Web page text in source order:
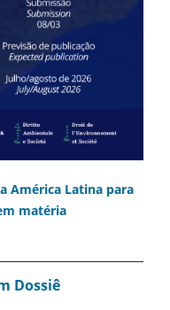
América Latina para
matéria
Dossiê